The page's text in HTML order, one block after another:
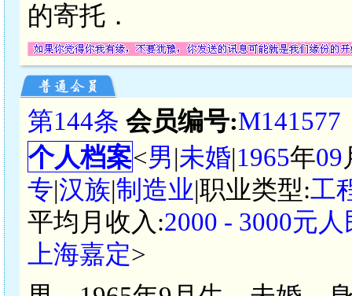
的寄托．
第144条 会员编号:M141577
个人档案<男|未婚|1965年09
专|汉族|制造业|职业类型:工
平均月收入:2000 - 3000元
上海嘉定>